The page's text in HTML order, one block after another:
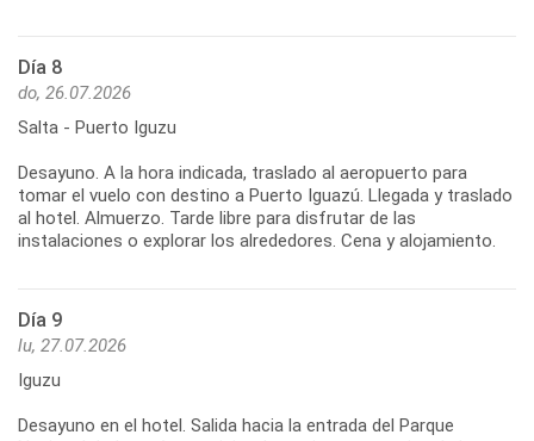
Día 8
do, 26.07.2026
Salta - Puerto Iguzu
Desayuno. A la hora indicada, traslado al aeropuerto para
tomar el vuelo con destino a Puerto Iguazú. Llegada y traslado
al hotel. Almuerzo. Tarde libre para disfrutar de las
instalaciones o explorar los alrededores. Cena y alojamiento.
Día 9
lu, 27.07.2026
Iguzu
Desayuno en el hotel. Salida hacia la entrada del Parque